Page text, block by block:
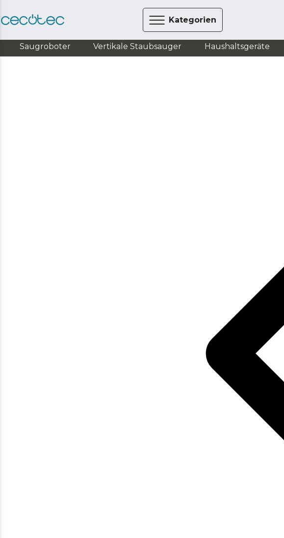
Kategorien
Saugroboter Vertikale Staubsauger Haushaltsgeräte